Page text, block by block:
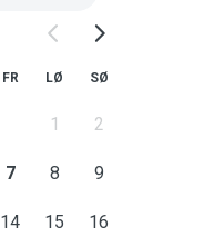
FR LØ SØ
1 2
7 8 9
14 15 16